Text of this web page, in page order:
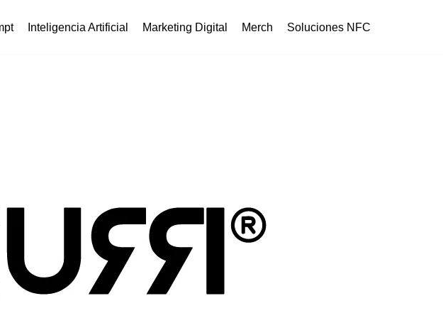
Inteligencia Artificial Marketing Digital Merch Soluciones NFC